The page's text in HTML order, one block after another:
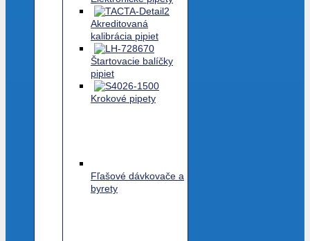
Akreditovaná
kalibrácia pipiet
Štartovacie balíčky
pipiet
Krokové pipety
Fľašové dávkovače a
byrety